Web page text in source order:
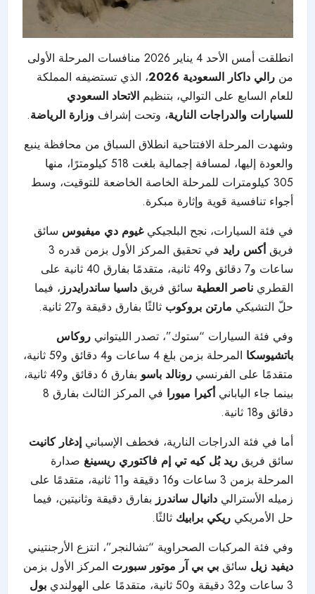
انطلقت أمس الأحد 4 يناير 2026 منافسات المرحلة الأولى
منرالي داكار السعودية 2026
، الذي تستضيفه المملكة
للعام السابع على التوالي، بتنظيمالاتحاد السعودي
للسيارات والدراجات النارية، وتحت إشرافوزارة الرياضة.
وشهدت المرحلة الافتتاحية انطلاق السباق من محافظة ينبع
والعودة إليها، لمسافة إجمالية بلغت 518 كيلومترًا، منها
305 كيلومترات للمرحلة الخاصة الخاضعة للتوقيت، وسط
أجواء تنافسية قوية وإثارة مبكرة.
في فئة السيارات، نجح البلجيكيغيوم دي ميفيوس سائق
فريقأكس رايد
في تحقيق المركز الأول بزمن قدره 3
ساعات و7 دقائق و49 ثانية، متقدمًا بفارق 40 ثانية على
القطريناصر العطية سائق فريقداسيا ساندرايدرز، فيما
حلّ التشيكي مارتن بروكوب ثالثًا بفارق دقيقة و27 ثانية.
وفي فئة السيارات “ستوك”، تصدر الليتوانيروكاس
باتشيوسكا
المرحلة بزمن بلغ 4 ساعات و4 دقائق و59 ثانية،
متقدمًا على الفرنسيرونالد باسو
بفارق 6 دقائق و49 ثانية،
بينما جاء اليابانيأكيرا ميورا
في المركز الثالث بفارق 8
دقائق و18 ثانية.
أما في فئة الدراجات النارية، فخطف الإسبانيإدغار كانيت
سائق فريقريد بُل كيه تي إم فاكتوري ريسينغ صدارة
المرحلة بزمن 3 ساعات و16 دقيقة و11 ثانية، متقدمًا على
زميله الأستراليدانيال ساندرز بفارق دقيقة وثانيتين، فيما
حل الأمريكيريكي برابيك ثالثًا.
وفي فئة المركبات الصحراوية “تشالنجر”، انتزع الأرجنتيني
ديفيد زيل سائقبي بي آر موتور سبورت المركز الأول بزمن
3 ساعات و32 دقيقة و50 ثانية، متقدمًا على الهولندي
بول